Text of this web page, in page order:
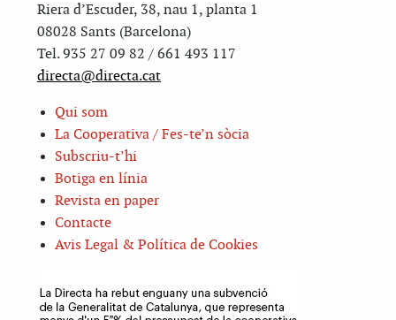
Riera d’Escuder, 38, nau 1, planta 1
08028 Sants (Barcelona)
Tel. 935 27 09 82 / 661 493 117
directa@directa.cat
Qui som
La Cooperativa / Fes-te’n sòcia
Subscriu-t’hi
Botiga en línia
Revista en paper
Contacte
Avis Legal & Política de Cookies